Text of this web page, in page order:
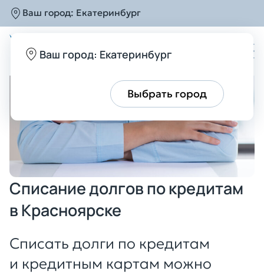
Ваш город: Екатеринбург
Ваш город: Екатеринбург
Выбрать город
Главная Услуги Списание долгов
Списание долгов по кредитам
в Красноярске
Списать долги по кредитам
и кредитным картам можно